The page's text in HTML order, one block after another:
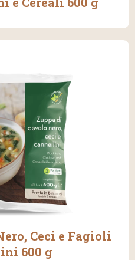
Ceci e Fagioli
600 g